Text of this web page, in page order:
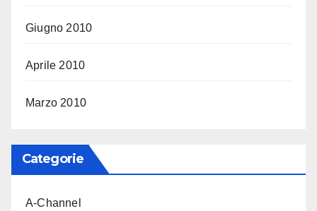
Giugno 2010
Aprile 2010
Marzo 2010
Categorie
A-Channel